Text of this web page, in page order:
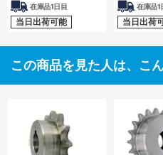
在庫品1日目
当日出荷可能
在庫品1
当日出荷
この商品を見た人は、こ